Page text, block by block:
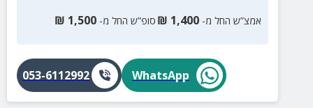
אמצ”ש החל מ- 1,400
₪ סופ”ש החל מ- 1,500
₪
WhatsApp
053-6112992